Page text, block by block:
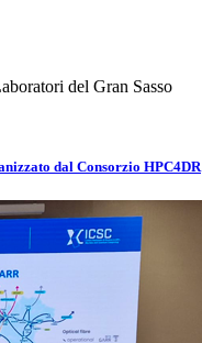
del Gran Sasso
dal Consorzio HPC4DR